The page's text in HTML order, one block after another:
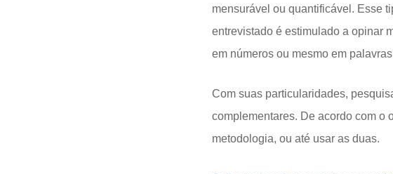
mensurável ou quantificável. Esse
entrevistado é estimulado a opinar
em números ou mesmo em
Com suas particularidades,
complementares. De acordo com o
metodologia, ou até usar as duas.